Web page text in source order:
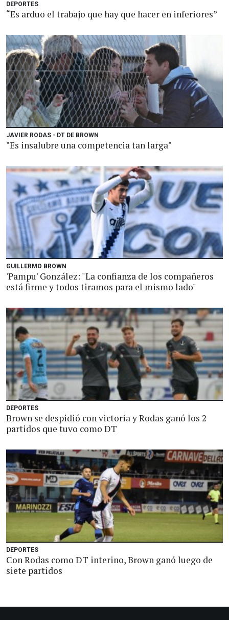
DEPORTES
“Es arduo el trabajo que hay que hacer en inferiores”
JAVIER RODAS - DT DE BROWN
"Es insalubre una competencia tan larga"
GUILLERMO BROWN
'Pampu' González: "La confianza de los compañeros
está firme y todos tiramos para el mismo lado"
DEPORTES
Brown se despidió con victoria y Rodas ganó los 2
partidos que tuvo como DT
DEPORTES
Con Rodas como DT interino, Brown ganó luego de
siete partidos